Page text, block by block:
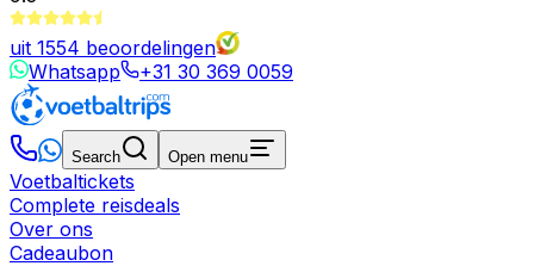
uit 1554 beoordelingen
Whatsapp
+31 30 369 0059
Search Open menu
Voetbaltickets
Complete reisdeals
Over ons
Cadeaubon